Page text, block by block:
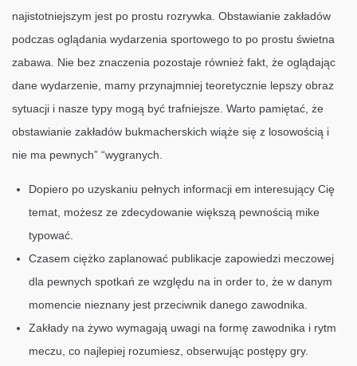
najistotniejszym jest po prostu rozrywka. Obstawianie zakładów
podczas oglądania wydarzenia sportowego to po prostu świetna
zabawa. Nie bez znaczenia pozostaje również fakt, że oglądając
dane wydarzenie, mamy przynajmniej teoretycznie lepszy obraz
sytuacji i nasze typy mogą być trafniejsze. Warto pamiętać, że
obstawianie zakładów bukmacherskich wiąże się z losowością i
nie ma pewnych” “wygranych.
Dopiero po uzyskaniu pełnych informacji em interesujący Cię
temat, możesz ze zdecydowanie większą pewnością mike
typować.
Czasem ciężko zaplanować publikacje zapowiedzi meczowej
dla pewnych spotkań ze względu na in order to, że w danym
momencie nieznany jest przeciwnik danego zawodnika.
Zakłady na żywo wymagają uwagi na formę zawodnika i rytm
meczu, co najlepiej rozumiesz, obserwując postępy gry.